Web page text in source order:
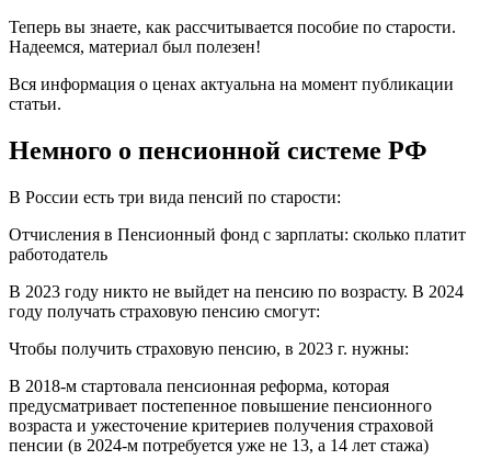
Теперь вы знаете, как рассчитывается пособие по старости.
Надеемся, материал был полезен!
Вся информация о ценах актуальна на момент публикации
статьи.
Немного о пенсионной системе РФ
В России есть три вида пенсий по старости:
Отчисления в Пенсионный фонд с зарплаты: сколько платит
работодатель
В 2023 году никто не выйдет на пенсию по возрасту. В 2024
году получать страховую пенсию смогут:
Чтобы получить страховую пенсию, в 2023 г. нужны:
В 2018-м стартовала пенсионная реформа, которая
предусматривает постепенное повышение пенсионного
возраста и ужесточение критериев получения страховой
пенсии (в 2024-м потребуется уже не 13, а 14 лет стажа)